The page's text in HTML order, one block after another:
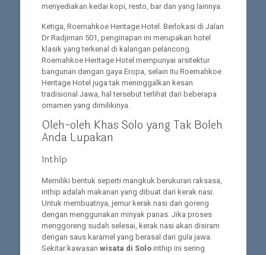
menyediakan kedai kopi, resto, bar dan yang lainnya.
Ketiga, Roemahkoe Heritage Hotel. Berlokasi di Jalan
Dr Radjiman 501, penginapan ini merupakan hotel
klasik yang terkenal di kalangan pelancong.
Roemahkoe Heritage Hotel mempunyai arsitektur
bangunan dengan gaya Eropa, selain itu Roemahkoe
Heritage Hotel juga tak meninggalkan kesan
tradisional Jawa, hal tersebut terlihat dari beberapa
ornamen yang dimilikinya.
Oleh-oleh Khas Solo yang Tak Boleh
Anda Lupakan
Inthip
Memiliki bentuk seperti mangkuk berukuran raksasa,
inthip adalah makanan yang dibuat dari kerak nasi.
Untuk membuatnya, jemur kerak nasi dan goreng
dengan menggunakan minyak panas. Jika proses
menggoreng sudah selesai, kerak nasi akan disiram
dengan saus karamel yang berasal dari gula jawa.
Sekitar kawasan wisata di Solointhip ini sering